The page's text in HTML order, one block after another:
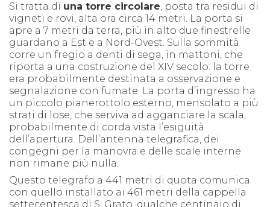
Si tratta di una torre circolare, posta tra residui di
vigneti e rovi, alta ora circa 14 metri. La porta si
apre a 7 metri da terra, più in alto due finestrelle
guardano a Est e a Nord-Ovest. Sulla sommità
corre un fregio a denti di sega, in mattoni, che
riporta a una costruzione del XIV secolo: la torre
era probabilmente destinata a osservazione e
segnalazione con fumate. La porta d’ingresso ha
un piccolo pianerottolo esterno, mensolato a più
strati di lose, che serviva ad agganciare la scala,
probabilmente di corda vista l’esiguità
dell’apertura. Dell’antenna telegrafica, dei
congegni per la manovra e delle scale interne
non rimane più nulla.
Questo telegrafo a 441 metri di quota comunica
con quello installato ai 461 metri della cappella
settecentesca di S. Grato, qualche centinaio di